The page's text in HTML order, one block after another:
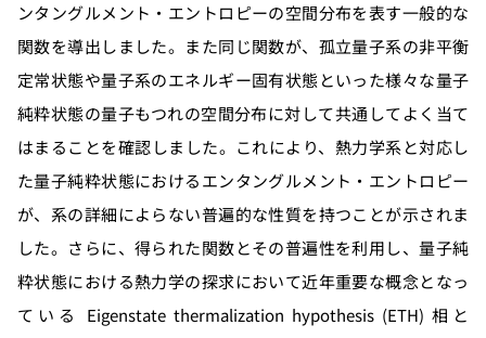
ンタングルメント・エントロピーの空間分布を表す一般的な
関数を導出しました。また同じ関数が、孤立量子系の非平衡
定常状態や量子系のエネルギー固有状態といった様々な量子
純粋状態の量子もつれの空間分布に対して共通してよく当て
はまることを確認しました。これにより、熱力学系と対応し
た量子純粋状態におけるエンタングルメント・エントロピー
が、系の詳細によらない普遍的な性質を持つことが示されま
した。さらに、得られた関数とその普遍性を利用し、量子純
粋状態における熱力学の探求において近年重要な概念となっ
ている Eigenstate thermalization hypothesis (ETH) 相と